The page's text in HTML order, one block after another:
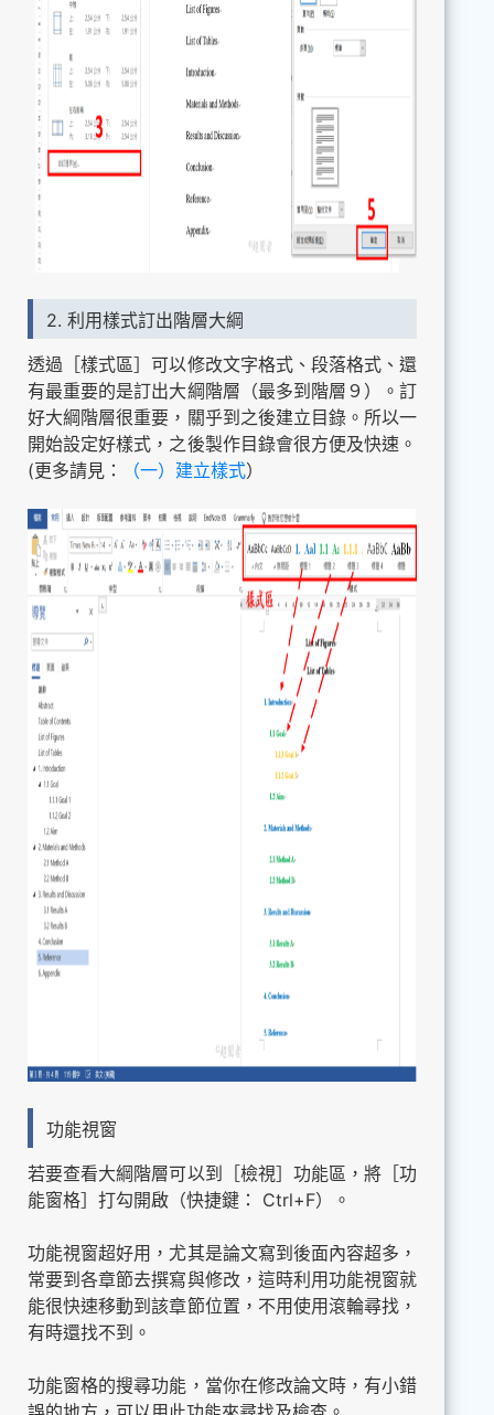
2. 利用樣式訂出階層大綱
透過［樣式區］可以修改文字格式、段落格式、還
有最重要的是訂出大綱階層（最多到階層９）。訂
好大綱階層很重要，關乎到之後建立目錄。所以一
開始設定好樣式，之後製作目錄會很方便及快速。
(更多請見：
（一）建立樣式）
功能視窗
若要查看大綱階層可以到［檢視］功能區，將［功
能窗格］打勾開啟（快捷鍵： Ctrl+F）。
功能視窗超好用，尤其是論文寫到後面內容超多，
常要到各章節去撰寫與修改，這時利用功能視窗就
能很快速移動到該章節位置，不用使用滾輪尋找，
有時還找不到。
功能窗格的搜尋功能，當你在修改論文時，有小錯